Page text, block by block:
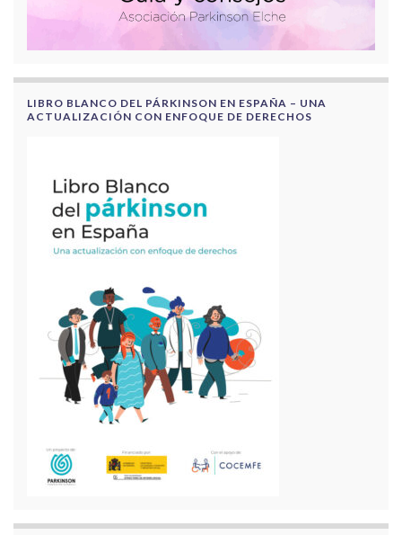
LIBRO BLANCO DEL PÁRKINSON EN ESPAÑA – UNA
ACTUALIZACIÓN CON ENFOQUE DE DERECHOS